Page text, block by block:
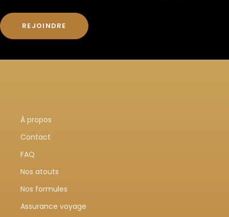
REJOINDRE
À propos
Contact
FAQ
Nos atouts
Nos formules
Assurance voyage